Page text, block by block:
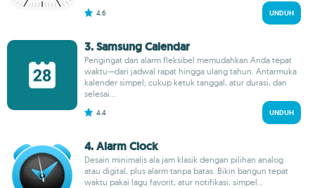
4.6 UNDUH
3. Samsung Calendar
Pengingat dan alarm fleksibel memudahkan Anda tepat
waktu—dari jadwal rapat hingga ulang tahun. Antarmuka
kalender simpel; cukup ketuk tanggal, atur durasi, dan
selesai...
4.4 UNDUH
4. Alarm Clock
Desain minimalis ala jam klasik dengan pilihan analog
atau digital, plus alarm tanpa batas. Bikin bangun tepat
waktu pakai lagu favorit, atur notifikasi, simpel...